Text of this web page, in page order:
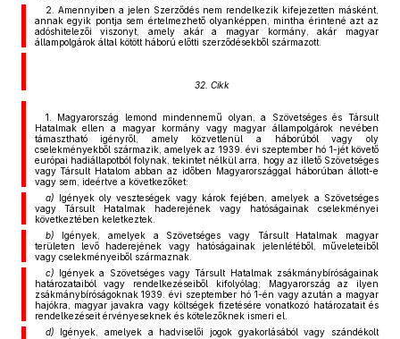
2. Amennyiben a jelen Szerződés nem rendelkezik kifejezetten másként,
annak egyik pontja sem értelmezhető olyanképpen, mintha érintené azt az
adóshitelezői viszonyt, amely akár a magyar kormány, akár magyar
állampolgárok által kötött háború előtti szerződésekből származott.
32. Cikk
1. Magyarország lemond mindennemű olyan, a Szövetséges és Társult
Hatalmak ellen a magyar kormány vagy magyar állampolgárok nevében
támasztható igényről, amely közvetlenül a háborúból vagy oly
cselekményekből származik, amelyek az 1939. évi szeptember hó 1-jét követő
európai hadiállapotból folynak, tekintet nélkül arra, hogy az illető Szövetséges
vagy Társult Hatalom abban az időben Magyarországgal háborúban állott-e
vagy sem, ideértve a következőket:
a) Igények oly veszteségek vagy károk fejében, amelyek a Szövetséges
vagy Társult Hatalmak haderejének vagy hatóságainak cselekményei
következtében keletkeztek.
b) Igények, amelyek a Szövetséges vagy Társult Hatalmak magyar
területen levő haderejének vagy hatóságainak jelenlétéből, műveleteiből
vagy cselekményeiből származnak.
c) Igények a Szövetséges vagy Társult Hatalmak zsákmánybíróságainak
határozataiból vagy rendelkezéseiből kifolyólag; Magyarország az ilyen
zsákmánybíróságoknak 1939. évi szeptember hó 1-én vagy azután a magyar
hajókra, magyar javakra vagy költségek fizetésére vonatkozó határozatait és
rendelkezéseit érvényeseknek és kötelezőknek ismeri el.
d) Igények, amelyek a hadviselői jogok gyakorlásából vagy szándékolt